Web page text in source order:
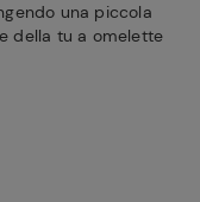
una piccola
della tu a omelette